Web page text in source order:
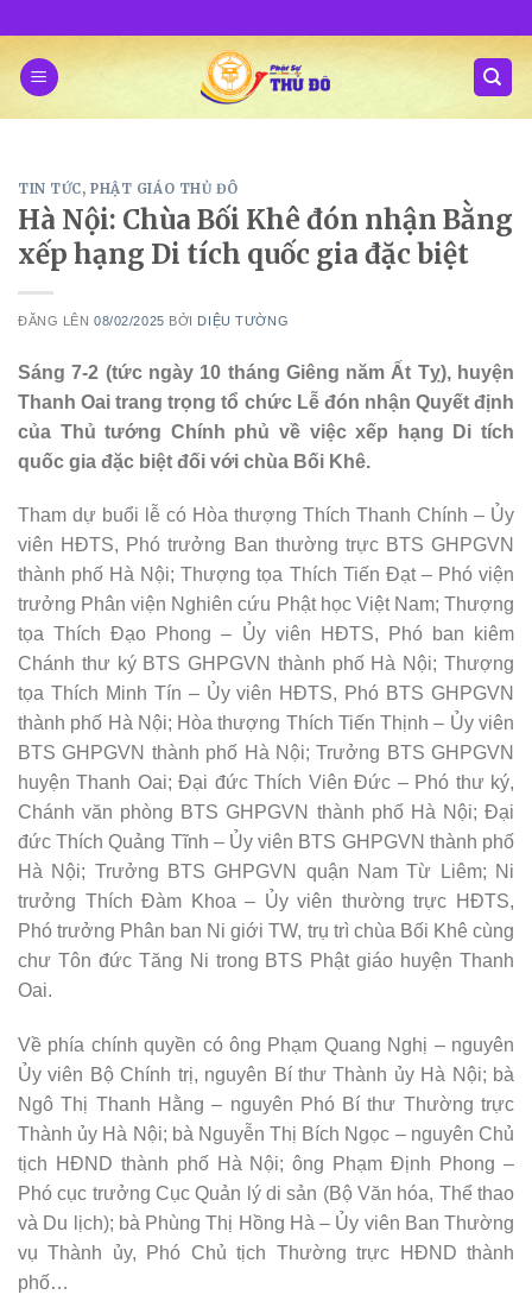
content
TIN TỨC,PHẬT GIÁO THỦ ĐÔ
Hà Nội: Chùa Bối Khê đón nhận Bằng
xếp hạng Di tích quốc gia đặc biệt
ĐĂNG LÊN08/02/2025 BỞI DIỆU TƯỜNG
Sáng 7-2 (tức ngày 10 tháng Giêng năm Ất Tỵ), huyện
Thanh Oai trang trọng tổ chức Lễ đón nhận Quyết định
của Thủ tướng Chính phủ về việc xếp hạng Di tích
quốc gia đặc biệt đối với chùa Bối Khê.
Tham dự buổi lễ có Hòa thượng Thích Thanh Chính – Ủy
viên HĐTS, Phó trưởng Ban thường trực BTS GHPGVN
thành phố Hà Nội; Thượng tọa Thích Tiến Đạt – Phó viện
trưởng Phân viện Nghiên cứu Phật học Việt Nam; Thượng
tọa Thích Đạo Phong – Ủy viên HĐTS, Phó ban kiêm
Chánh thư ký BTS GHPGVN thành phố Hà Nội; Thượng
tọa Thích Minh Tín – Ủy viên HĐTS, Phó BTS GHPGVN
thành phố Hà Nội; Hòa thượng Thích Tiến Thịnh – Ủy viên
BTS GHPGVN thành phố Hà Nội; Trưởng BTS GHPGVN
huyện Thanh Oai; Đại đức Thích Viên Đức – Phó thư ký,
Chánh văn phòng BTS GHPGVN thành phố Hà Nội; Đại
đức Thích Quảng Tĩnh – Ủy viên BTS GHPGVN thành phố
Hà Nội; Trưởng BTS GHPGVN quận Nam Từ Liêm; Ni
trưởng Thích Đàm Khoa – Ủy viên thường trực HĐTS,
Phó trưởng Phân ban Ni giới TW, trụ trì chùa Bối Khê cùng
chư Tôn đức Tăng Ni trong BTS Phật giáo huyện Thanh
Oai.
Về phía chính quyền có ông Phạm Quang Nghị – nguyên
Ủy viên Bộ Chính trị, nguyên Bí thư Thành ủy Hà Nội; bà
Ngô Thị Thanh Hằng – nguyên Phó Bí thư Thường trực
Thành ủy Hà Nội; bà Nguyễn Thị Bích Ngọc – nguyên Chủ
tịch HĐND thành phố Hà Nội; ông Phạm Định Phong –
Phó cục trưởng Cục Quản lý di sản (Bộ Văn hóa, Thể thao
và Du lịch); bà Phùng Thị Hồng Hà – Ủy viên Ban Thường
vụ Thành ủy, Phó Chủ tịch Thường trực HĐND thành
phố…